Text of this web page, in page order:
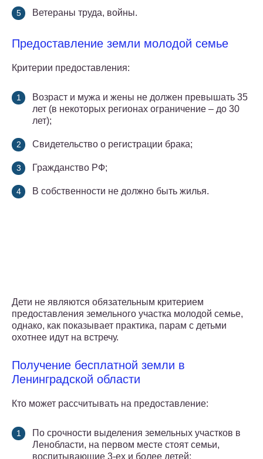
Ветераны труда, войны.
Предоставление земли молодой семье
Критерии предоставления:
Возраст и мужа и жены не должен превышать 35
лет (в некоторых регионах ограничение – до 30
лет);
Свидетельство о регистрации брака;
Гражданство РФ;
В собственности не должно быть жилья.
Дети не являются обязательным критерием
предоставления земельного участка молодой семье,
однако, как показывает практика, парам с детьми
охотнее идут на встречу.
Получение бесплатной земли в
Ленинградской области
Кто может рассчитывать на предоставление:
По срочности выделения земельных участков в
Ленобласти, на первом месте стоят семьи,
воспитывающие 3-ех и более детей;